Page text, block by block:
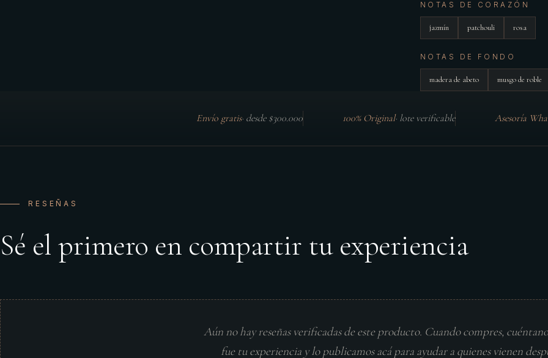
NOTAS DE CORAZÓN
jazmín patchouli rosa
NOTAS DE FONDO
madera de abeto musgo de roble
Envío gratis· desde $300.000 100% Original· lote verificable Asesoría
RESEÑAS
Sé el primero en compartir tu experiencia
Aún no hay reseñas verificadas de este producto. Cuando compres,
fue tu experiencia y lo publicamos acá para ayudar a quienes vienen